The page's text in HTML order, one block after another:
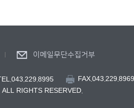
이메일무단수집거부
FAX.043.229.8969
RIGHTS RESERVED.